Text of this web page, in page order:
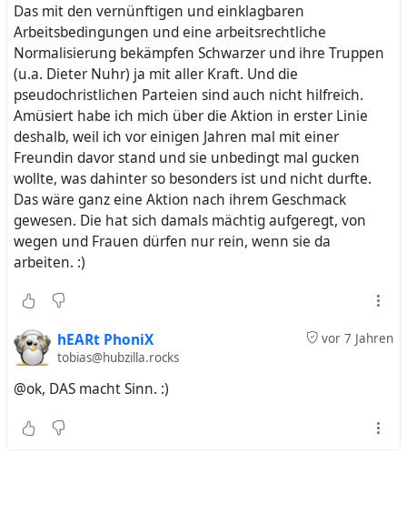
Das mit den vernünftigen und einklagbaren
Arbeitsbedingungen und eine arbeitsrechtliche
Normalisierung bekämpfen Schwarzer und ihre Truppen
(u.a. Dieter Nuhr) ja mit aller Kraft. Und die
pseudochristlichen Parteien sind auch nicht hilfreich.
Amüsiert habe ich mich über die Aktion in erster Linie
deshalb, weil ich vor einigen Jahren mal mit einer
Freundin davor stand und sie unbedingt mal gucken
wollte, was dahinter so besonders ist und nicht durfte.
Das wäre ganz eine Aktion nach ihrem Geschmack
gewesen. Die hat sich damals mächtig aufgeregt, von
wegen und Frauen dürfen nur rein, wenn sie da
arbeiten. :)
vor 7 Jahren
hEARt PhoniX
tobias@hubzilla.rocks
@ok, DAS macht Sinn. :)